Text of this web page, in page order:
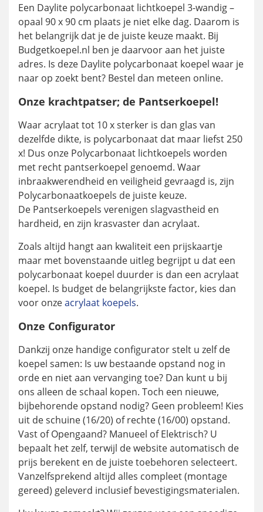
Een Daylite polycarbonaat lichtkoepel 3-wandig –
opaal 90 x 90 cm plaats je niet elke dag. Daarom is
het belangrijk dat je de juiste keuze maakt. Bij
Budgetkoepel.nl ben je daarvoor aan het juiste
adres. Is deze Daylite polycarbonaat koepel waar je
naar op zoekt bent? Bestel dan meteen online.
Onze krachtpatser; de Pantserkoepel!
Waar acrylaat tot 10 x sterker is dan glas van
dezelfde dikte, is polycarbonaat dat maar liefst 250
x! Dus onze Polycarbonaat lichtkoepels worden
met recht pantserkoepel genoemd. Waar
inbraakwerendheid en veiligheid gevraagd is, zijn
Polycarbonaatkoepels de juiste keuze.
De Pantserkoepels verenigen slagvastheid en
hardheid, en zijn krasvaster dan acrylaat.
Zoals altijd hangt aan kwaliteit een prijskaartje
maar met bovenstaande uitleg begrijpt u dat een
polycarbonaat koepel duurder is dan een acrylaat
koepel. Is budget de belangrijkste factor, kies dan
voor onzeacrylaat koepels.
Onze Configurator
Dankzij onze handige configurator stelt u zelf de
koepel samen: Is uw bestaande opstand nog in
orde en niet aan vervanging toe? Dan kunt u bij
ons alleen de schaal kopen. Toch een nieuwe,
bijbehorende opstand nodig? Geen probleem! Kies
uit de schuine (16/20) of rechte (16/00) opstand.
Vast of Opengaand? Manueel of Elektrisch? U
bepaalt het zelf, terwijl de website automatisch de
prijs berekent en de juiste toebehoren selecteert.
Vanzelfsprekend altijd alles compleet (montage
gereed) geleverd inclusief bevestigingsmaterialen.